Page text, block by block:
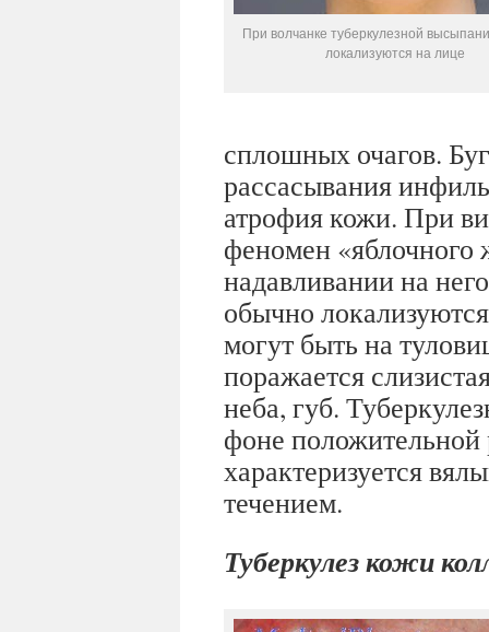
При волчанке туберкулезной
локализуются на лице
сплошных очагов.
рассасывания
атрофия кожи. При
феномен «яблочного
надавливании на
обычно
могут быть на
поражается
неба, губ.
фоне положительной
характеризуется
течением.
Туберкулез кожи